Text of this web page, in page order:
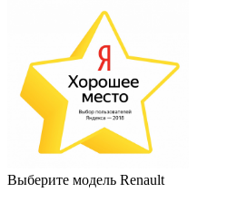
Выберите модель Renault